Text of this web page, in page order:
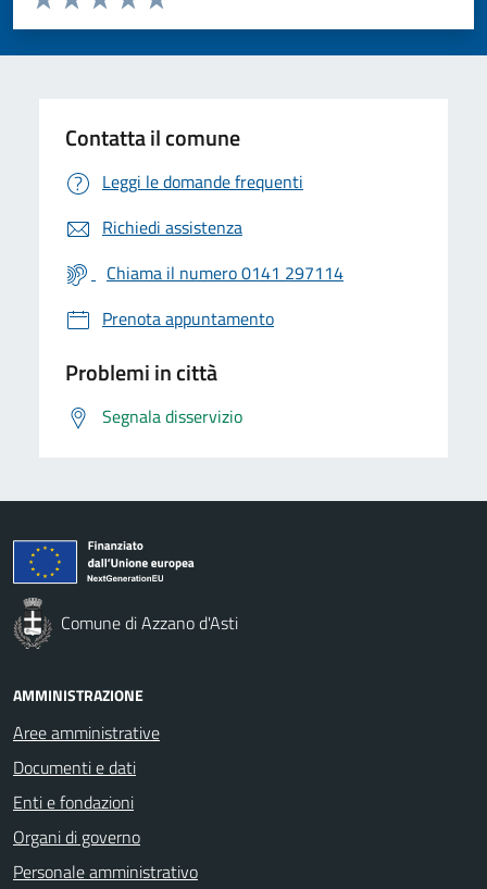
Valuta 5 stelle su 5
Valuta 4 stelle su 5
Valuta 3 stelle su 5
Valuta 2 stelle su 5
Valuta 1 stelle su 5
Contatta il comune
Leggi le domande frequenti
Richiedi assistenza
Chiama il numero 0141 297114
Prenota appuntamento
Problemi in città
Segnala disservizio
Comune di Azzano d'Asti
AMMINISTRAZIONE
Aree amministrative
Documenti e dati
Enti e fondazioni
Organi di governo
Personale amministrativo